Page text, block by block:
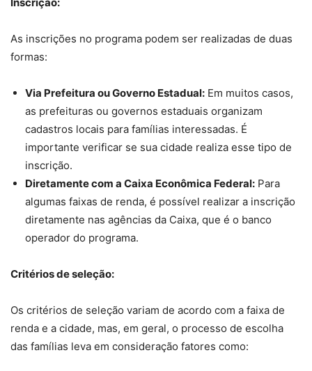
As inscrições no programa podem ser realizadas de duas
formas:
Via Prefeitura ou Governo Estadual: Em muitos casos,
as prefeituras ou governos estaduais organizam
cadastros locais para famílias interessadas. É
importante verificar se sua cidade realiza esse tipo de
inscrição.
Diretamente com a Caixa Econômica Federal: Para
algumas faixas de renda, é possível realizar a inscrição
diretamente nas agências da Caixa, que é o banco
operador do programa.
Critérios de seleção:
Os critérios de seleção variam de acordo com a faixa de
renda e a cidade, mas, em geral, o processo de escolha
das famílias leva em consideração fatores como: